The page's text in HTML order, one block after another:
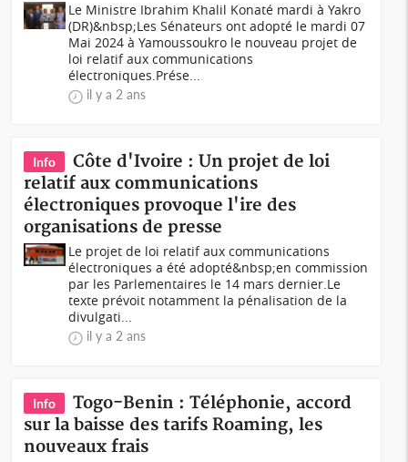
Le Ministre Ibrahim Khalil Konaté mardi à Yakro
(DR)&nbsp;Les Sénateurs ont adopté le mardi 07
Mai 2024 à Yamoussoukro le nouveau projet de
loi relatif aux communications
électroniques.Prése...
il y a 2 ans
Info
Côte d'Ivoire : Un projet de loi
relatif aux communications
électroniques provoque l'ire des
organisations de presse
Le projet de loi relatif aux communications
électroniques a été adopté&nbsp;en commission
par les Parlementaires le 14 mars dernier.Le
texte prévoit notamment la pénalisation de la
divulgati...
il y a 2 ans
Info
Togo-Benin : Téléphonie, accord
sur la baisse des tarifs Roaming, les
nouveaux frais